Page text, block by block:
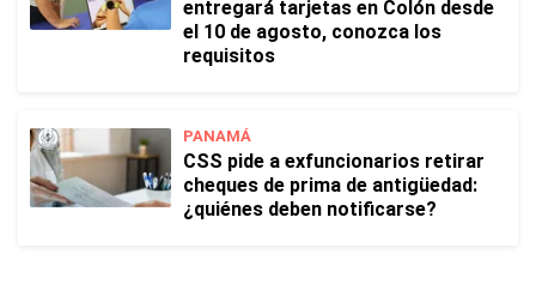
entregará tarjetas en Colón desde
el 10 de agosto, conozca los
requisitos
PANAMÁ
CSS pide a exfuncionarios retirar
cheques de prima de antigüedad:
¿quiénes deben notificarse?